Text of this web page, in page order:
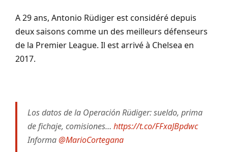
A 29 ans, Antonio Rüdiger est considéré depuis
deux saisons comme un des meilleurs défenseurs
de la Premier League. Il est arrivé à Chelsea en
2017.
Los datos de la Operación Rüdiger: sueldo, prima
de fichaje, comisiones… https://t.co/FFxaJBpdwc
Informa@MarioCortegana